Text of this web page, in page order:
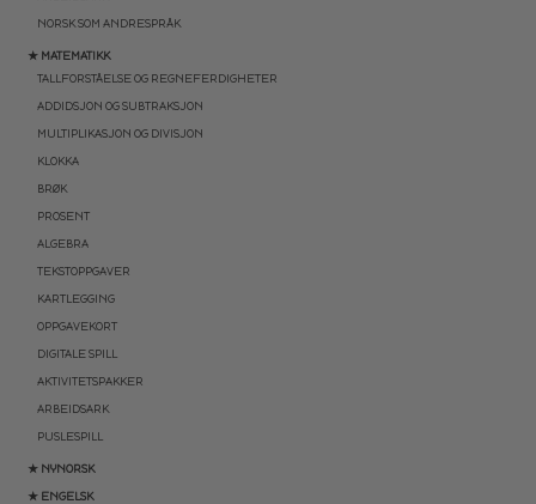
NORSK SOM ANDRESPRÅK
★ MATEMATIKK
TALLFORSTÅELSE OG REGNEFERDIGHETER
ADDIDSJON OG SUBTRAKSJON
MULTIPLIKASJON OG DIVISJON
KLOKKA
BRØK
PROSENT
ALGEBRA
TEKSTOPPGAVER
KARTLEGGING
OPPGAVEKORT
DIGITALE SPILL
AKTIVITETSPAKKER
ARBEIDSARK
PUSLESPILL
★ NYNORSK
★ ENGELSK